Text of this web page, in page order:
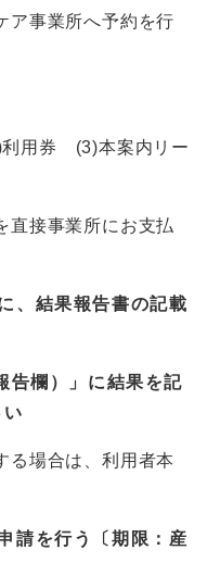
事業所へ予約を行
用券 (3)本案内リー
接事業所にお支払
、結果報告書の記載
欄）」に結果を記
場合は、利用者本
請を行う〔期限：産